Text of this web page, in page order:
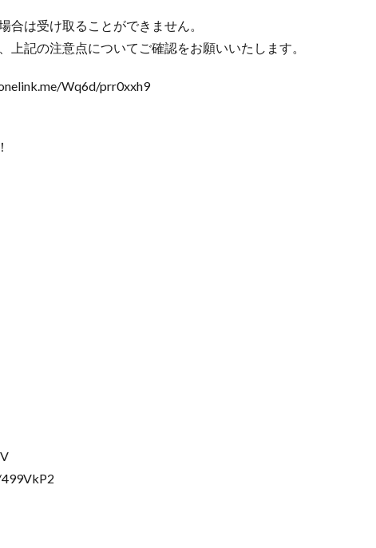
は受け取ることができません。
記の注意点についてご確認をお願いいたします。
Wq6d/prr0xxh9